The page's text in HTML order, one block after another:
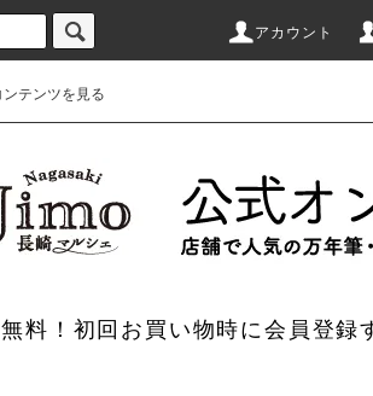
アカウント
ンテンツを見る
料！初回お買い物時に会員登録